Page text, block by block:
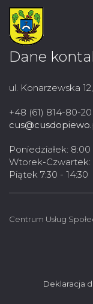
Dane
ul. Konarzewska
+48 (61) 814-80-20
Poniedziałek: 8:00
Wtorek-Czwartek:
Piątek 7:30 - 14:30
Centrum Usług
Deklaracja